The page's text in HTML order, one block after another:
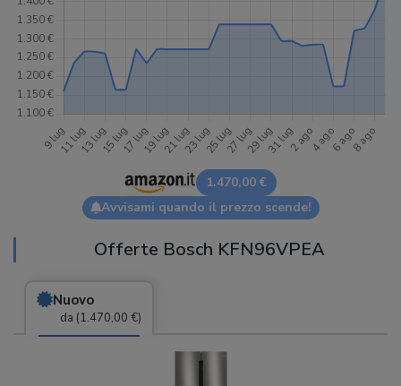
1.470,00 €
Avvisami quando il prezzo scende!
Offerte Bosch KFN96VPEA
Nuovo
da (1.470,00 €)